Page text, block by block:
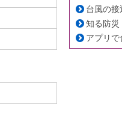
台風の接
知る防災
アプリ